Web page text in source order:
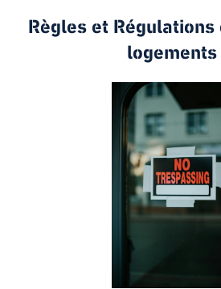
Règles et
logements